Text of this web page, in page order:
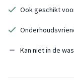
Ook geschikt
Kan niet in de